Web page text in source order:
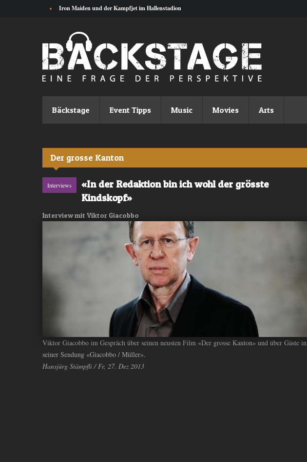
Iron Maiden und der Kampfjet im Hallenstadion
Bäckstage Event Tipps Music Movies Arts
Der grosse Kanton
Interviews
«In der Redaktion bin ich wohl der grösste
Kindskopf»
Interview mit Viktor Giacobbo
Viktor Giacobbo im Gespräch über seinen neusten Film «Der grosse Kanton» und über Gäste in
seiner Sendung «Giacobbo / Müller».
Hansjürg Stämpfli / Fr, 27. Dez 2013
ANDIYAH - «Frequency»